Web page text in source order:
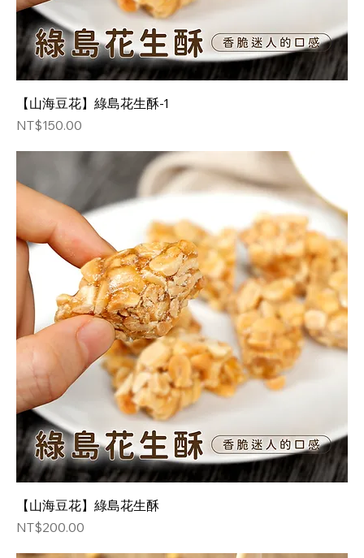
【山海豆花】綠島花生酥-1
価格
NT$150.00
【山海豆花】綠島花生酥
価格
NT$200.00